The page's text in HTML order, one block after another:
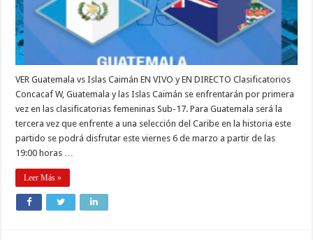
VER Guatemala vs Islas Caimán EN VIVO y EN DIRECTO Clasificatorios
Concacaf W, Guatemala y las Islas Caimán se enfrentarán por primera
vez en las clasificatorias femeninas Sub-17. Para Guatemala será la
tercera vez que enfrente a una selección del Caribe en la historia este
partido se podrá disfrutar este viernes 6 de marzo a partir de las
19:00 horas …
Leer Más »